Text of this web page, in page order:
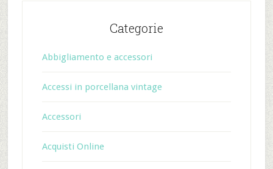
Categorie
Abbigliamento e accessori
Accessi in porcellana vintage
Accessori
Acquisti Online